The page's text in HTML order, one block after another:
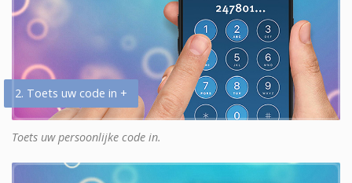
2. Toets uw code in +
Toets uw persoonlijke code in.